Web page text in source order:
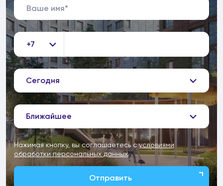
+7
Сегодня
Ближайшее
Нажимая кнопку, вы соглашаетесь сусловиями
обработки персональных данных
Отправить